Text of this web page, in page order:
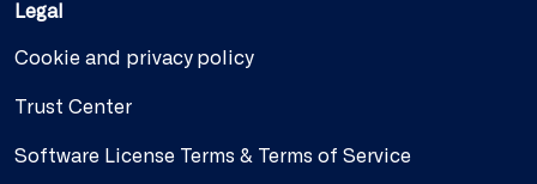
Legal
Cookie and privacy policy
Trust Center
Software License Terms & Terms of Service